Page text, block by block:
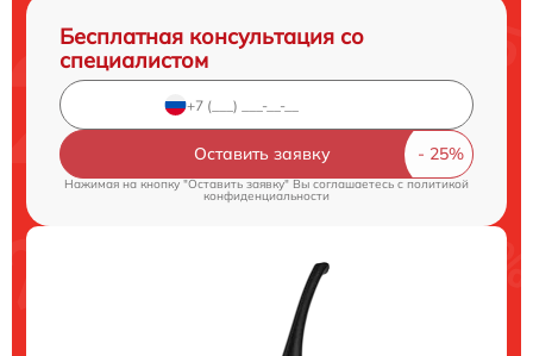
Бесплатная консультация со
специалистом
Оставить заявку
Нажимая на кнопку "Оставить заявку" Вы соглашаетесь cполитикой
конфиденциальности